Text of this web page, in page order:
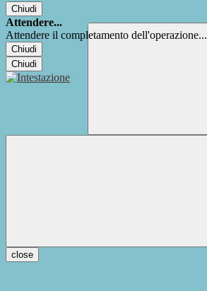
Chiudi
Attendere...
Attendere il completamento dell'operazione...
Chiudi
Chiudi
close